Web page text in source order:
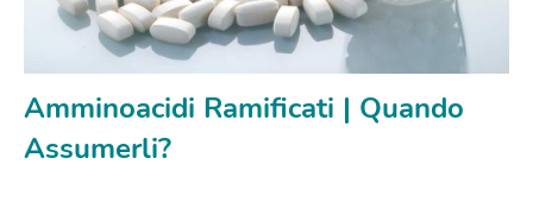
Amminoacidi Ramificati | Quando
Assumerli?